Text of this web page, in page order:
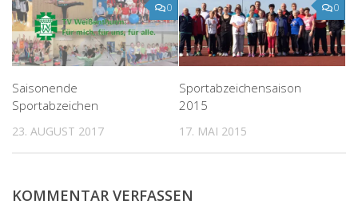
0
Saisonende
Sportabzeichen
23. AUGUST 2017
0
Sportabzeichensaison
2015
17. MAI 2015
KOMMENTAR VERFASSEN